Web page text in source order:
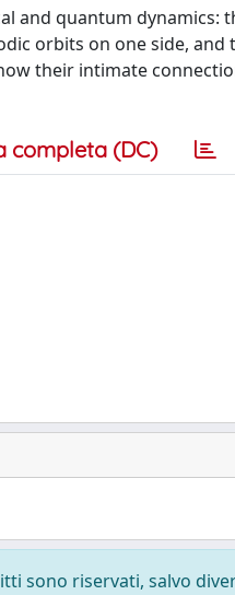
and quantum dynamics:
orbits on one side,
their intimate
completa (DC)
sono riservati, salvo